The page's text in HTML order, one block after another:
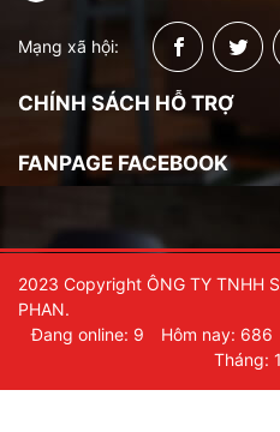
Mạng xã hội:
CHÍNH SÁCH HỖ TRỢ
FANPAGE FACEBOOK
2023 Copyright ÔNG TY TNHH
PHAN.
Đang online: 9
Hôm nay: 686
Tháng: